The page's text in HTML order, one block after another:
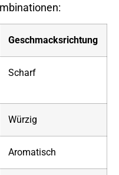
Geschmacksrichtung
Scharf
Würzig
Aromatisch